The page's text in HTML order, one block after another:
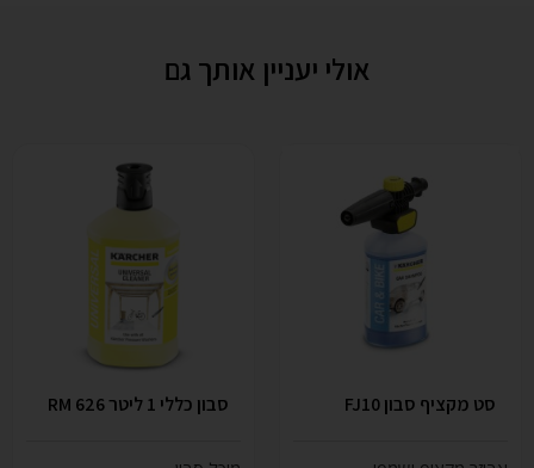
אולי יעניין אותך גם
סט מקציף סבון FJ10 סבון כללי 1 ליטר RM 626